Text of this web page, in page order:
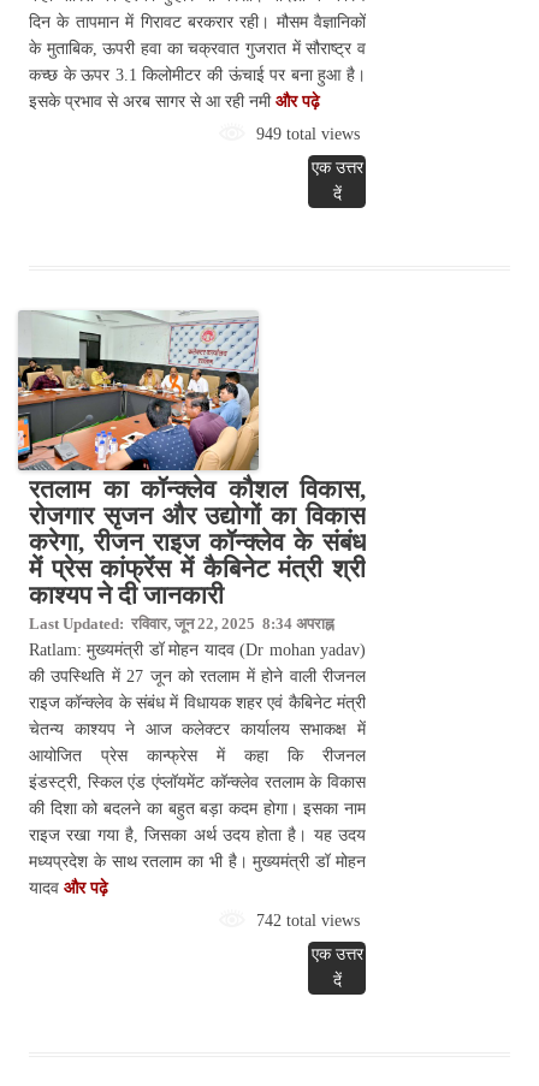
दिन के तापमान में गिरावट बरकरार रही। मौसम वैज्ञानिकों
के मुताबिक, ऊपरी हवा का चक्रवात गुजरात में सौराष्ट्र व
कच्छ के ऊपर 3.1 किलोमीटर की ऊंचाई पर बना हुआ है।
इसके प्रभाव से अरब सागर से आ रही नमी और पढ़े
949 total views
एक उत्तर
दें
रतलाम का कॉन्क्लेव कौशल विकास,
रोजगार सृजन और उद्योगों का विकास
करेगा, रीजन राइज कॉन्क्लेव के संबंध
में प्रेस कांफ्रेंस में कैबिनेट मंत्री श्री
काश्यप ने दी जानकारी
Last Updated: रविवार, जून 22, 2025 8:34 अपराह्न
Ratlam: मुख्यमंत्री डॉ मोहन यादव (Dr mohan yadav)
की उपस्थिति में 27 जून को रतलाम में होने वाली रीजनल
राइज कॉन्क्लेव के संबंध में विधायक शहर एवं कैबिनेट मंत्री
चेतन्य काश्यप ने आज कलेक्टर कार्यालय सभाकक्ष में
आयोजित प्रेस कान्फ्रेस में कहा कि रीजनल
इंडस्ट्री, स्किल एंड एंप्लॉयमेंट कॉन्क्लेव रतलाम के विकास
की दिशा को बदलने का बहुत बड़ा कदम होगा। इसका नाम
राइज रखा गया है, जिसका अर्थ उदय होता है। यह उदय
मध्यप्रदेश के साथ रतलाम का भी है। मुख्यमंत्री डॉ मोहन
यादव और पढ़े
742 total views
एक उत्तर
दें